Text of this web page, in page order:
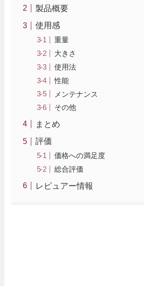
製品概要
使用感
重量
大きさ
使用法
性能
メンテナンス
その他
まとめ
評価
価格への満足度
総合評価
レビュアー情報